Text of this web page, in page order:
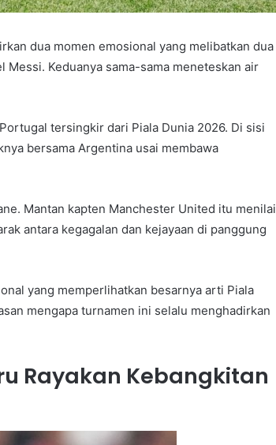
dua momen emosional yang melibatkan dua
Keduanya sama-sama meneteskan air
tersingkir dari Piala Dunia 2026. Di sisi
bersama Argentina usai membawa
Mantan kapten Manchester United itu menilai
antara kegagalan dan kejayaan di panggung
yang memperlihatkan besarnya arti Piala
mengapa turnamen ini selalu menghadirkan
Rayakan Kebangkitan